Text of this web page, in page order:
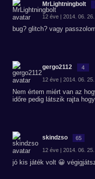
MrLightningbolt
12 éve | 2014. 06.
bug? glitch? vagy
gergo2112 4
12 éve | 2014. 06.
Nem értem miért van az
időre pedig látszik rajta
skindzso 65
12 éve | 2014. 06.
jó kis játék volt 😀